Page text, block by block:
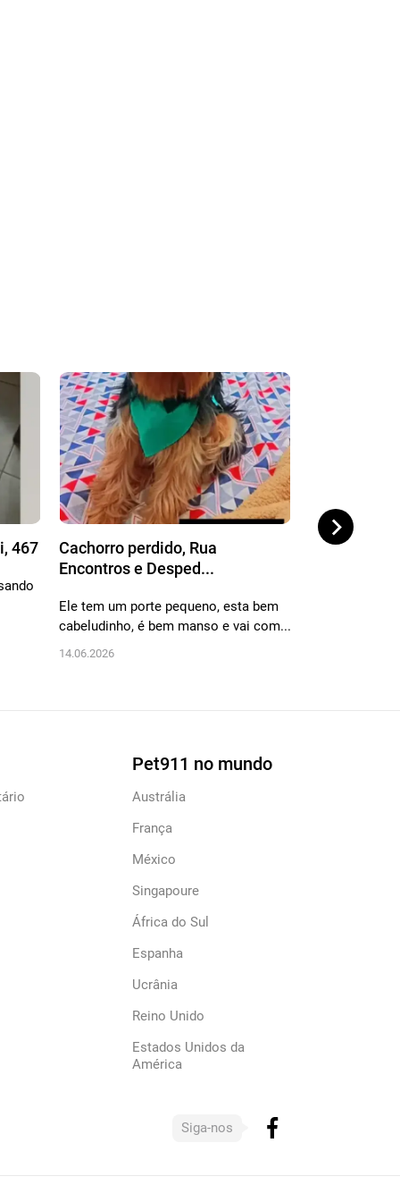
467
Cachorro perdido, Rua
Encontros e Desped...
Ele tem um porte pequeno, esta bem
cabeludinho, é bem manso e vai com...
14.06.2026
Cachorro
Pet911 no mundo
Austrália
França
México
Singapoure
África do Sul
Espanha
Ucrânia
Reino Unido
Estados Unidos da
América
Siga-nos